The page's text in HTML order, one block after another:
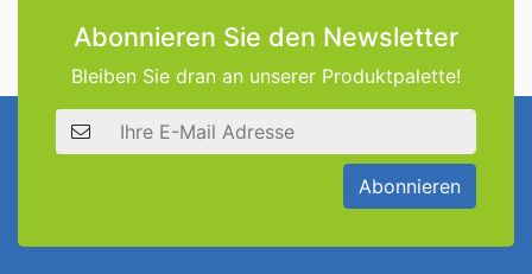
Abonnieren Sie den Newsletter
Bleiben Sie dran an unserer Produktpalette!
E-Mail Adresse
Abonnieren